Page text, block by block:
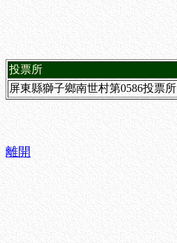
投票所
屏東縣獅子鄉南世村第0586投票所
離開